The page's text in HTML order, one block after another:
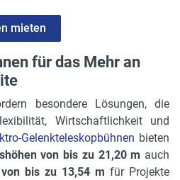
mieten
für das Mehr an
besondere Lösungen, die
Wirtschaftlichkeit und
Gelenkteleskopbühnen bieten
von bis zu 21,20 m auch
bis zu 13,54 m für Projekte